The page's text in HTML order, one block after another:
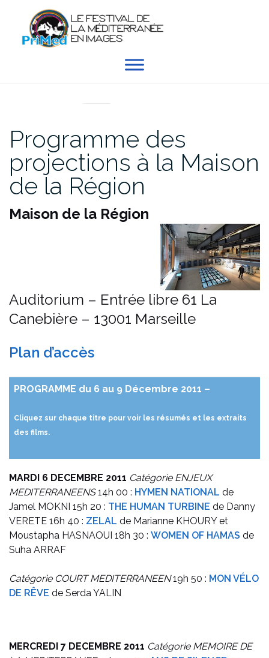
contenu
Programme des
projections à la Maison
de la Région
Maison de la Région
Auditorium – Entrée libre 61 La
Canebière – 13001 Marseille
Plan d’accès
PROGRAMME du 6 au 9 Décembre 2011 –
Cliquez sur chaque titre pour voir les résumés et les extraits
des films.
MARDI 6 DECEMBRE 2011 Catégorie ENJEUX
MEDITERRANEENS14h 00 : HYMEN NATIONAL de
Jamel MOKNI 15h 20 : THE HUMAN TURBINE de Danny
VERETE 16h 40 : ZELAL de Marianne KHOURY et
Moustapha HASNAOUI 18h 30 : WOMEN OF HAMAS de
Suha ARRAF
Catégorie COURT MEDITERRANEEN19h 50 : MON VÉLO
DE RÊVE de Serda YALIN
MERCREDI 7 DECEMBRE 2011 Catégorie MEMOIRE DE